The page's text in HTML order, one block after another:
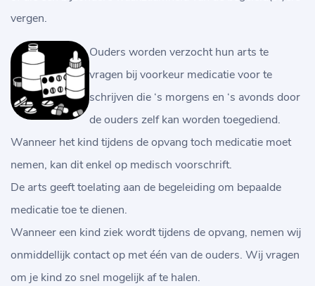
vergen.
Ouders worden verzocht hun arts te
vragen bij voorkeur medicatie voor te
schrijven die ‘s morgens en ‘s avonds door
de ouders zelf kan worden toegediend.
Wanneer het kind tijdens de opvang toch medicatie moet
nemen, kan dit enkel op medisch voorschrift.
De arts geeft toelating aan de begeleiding om bepaalde
medicatie toe te dienen.
Wanneer een kind ziek wordt tijdens de opvang, nemen wij
onmiddellijk contact op met één van de ouders. Wij vragen
om je kind zo snel mogelijk af te halen.